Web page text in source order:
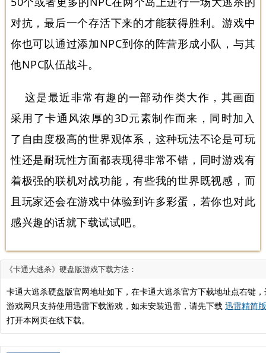
对抗，最后一个存活下来的才能获得胜利。游戏中
你也可以通过添加NPC到你的阵营形成小队，与其
他NPC队伍战斗。
这是最近非常有趣的一部动作类大作，其画面
采用了卡通风浓厚的3D元素制作而来，同时加入
了自由度极高的世界观体系，这种玩法不论是可玩
性还是耐玩性方面都表现得非常不错，同时游戏有
着极强的联机对战功能，有些我的世界既视感，而
且玩家还会在游戏中体验到许多彩蛋，若你也对此
感兴趣的话就下载试试吧。
《卡通大逃杀》硬盘版游戏下载方法：
卡通大逃杀硬盘版官网地址如下，在卡通大逃杀官方下载地址点右键
游戏网只支持使用迅雷下载游戏，如未安装迅雷，请先下载 迅雷精简
打开本网页在线下载。